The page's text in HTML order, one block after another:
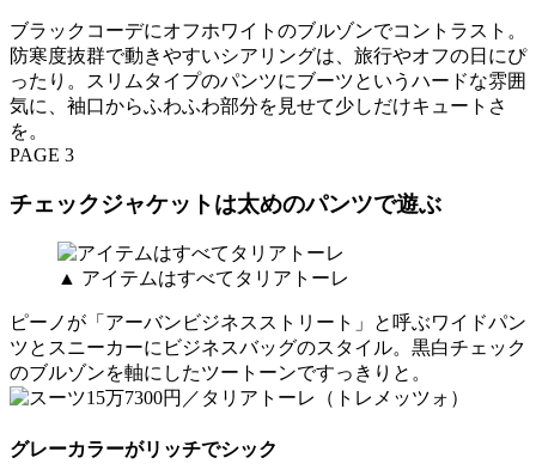
ブラックコーデにオフホワイトのブルゾンでコントラスト。
防寒度抜群で動きやすいシアリングは、旅行やオフの日にぴ
ったり。スリムタイプのパンツにブーツというハードな雰囲
気に、袖口からふわふわ部分を見せて少しだけキュートさ
を。
PAGE 3
チェックジャケットは太めのパンツで遊ぶ
▲ アイテムはすべてタリアトーレ
ピーノが「アーバンビジネスストリート」と呼ぶワイドパン
ツとスニーカーにビジネスバッグのスタイル。黒白チェック
のブルゾンを軸にしたツートーンですっきりと。
グレーカラーがリッチでシック